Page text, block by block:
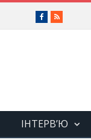
Facebook
RSS
ІНТЕРВ’Ю